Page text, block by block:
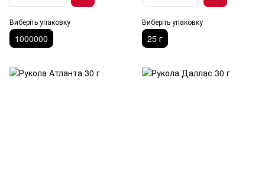
Виберіть упаковку
1000000
Виберіть упаковку
25 г